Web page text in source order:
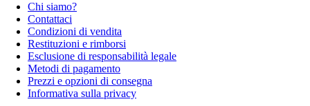
Chi siamo?
Contattaci
Condizioni di vendita
Restituzioni e rimborsi
Esclusione di responsabilità legale
Metodi di pagamento
Prezzi e opzioni di consegna
Informativa sulla privacy